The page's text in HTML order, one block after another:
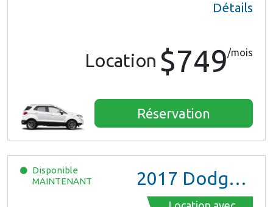
Détails
Location $749/mois
Réservation
Disponible
MAINTENANT
2017 Dodge Grand Caravan GT